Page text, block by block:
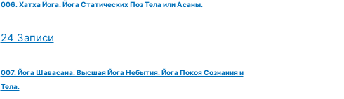
006. Хатха Йога. Йога Статических Поз Тела или Асаны.
24 Записи
007. Йога Шавасана. Высшая Йога Небытия. Йога Покоя Сознания и
Тела.